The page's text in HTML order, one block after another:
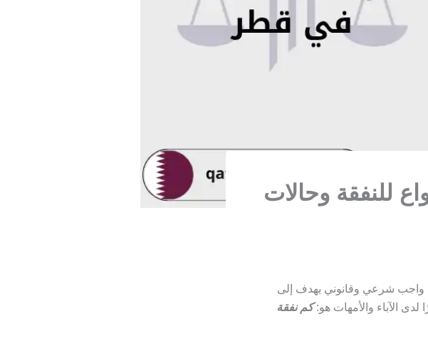
الطفل في قطر: 4 أنواع للنفقة وحالات
واجب شرعي وقانوني يهدف إلى
لدى الآباء والأمهات هو:كم نفقة